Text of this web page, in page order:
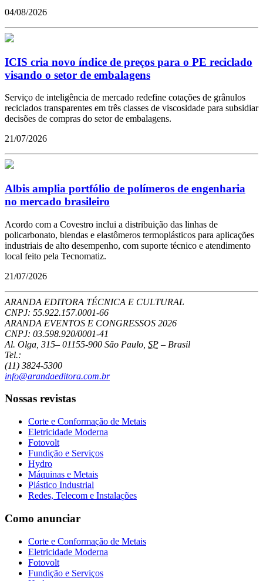
04/08/2026
ICIS cria novo índice de preços para o PE reciclado
visando o setor de embalagens
Serviço de inteligência de mercado redefine cotações de grânulos
reciclados transparentes em três classes de viscosidade para subsidiar
decisões de compras do setor de embalagens.
21/07/2026
Albis amplia portfólio de polímeros de engenharia
no mercado brasileiro
Acordo com a Covestro inclui a distribuição das linhas de
policarbonato, blendas e elastômeros termoplásticos para aplicações
industriais de alto desempenho, com suporte técnico e atendimento
local feito pela Tecnomatiz.
21/07/2026
ARANDA EDITORA TÉCNICA E CULTURAL
CNPJ: 55.922.157.0001-66
ARANDA EVENTOS E CONGRESSOS 2026
CNPJ: 03.598.920/0001-41
Al. Olga, 315– 01155-900 São Paulo SP – Brasil
Tel.:
(11) 3824-5300
info@arandaeditora.com.br
Nossas revistas
Corte e Conformação de Metais
Eletricidade Moderna
Fotovolt
Fundição e Serviços
Hydro
Máquinas e Metais
Plástico Industrial
Redes, Telecom e Instalações
Como anunciar
Corte e Conformação de Metais
Eletricidade Moderna
Fotovolt
Fundição e Serviços